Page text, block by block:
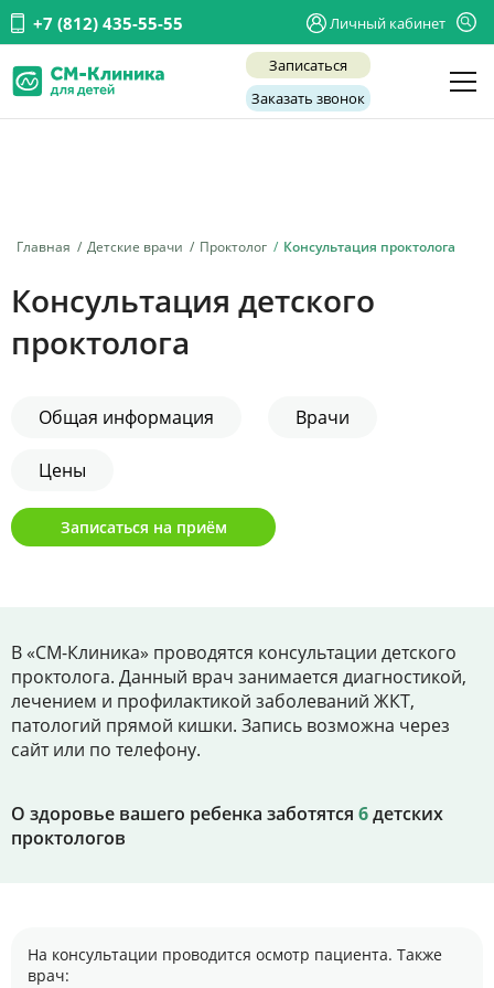
+7 (812) 435-55-55 Личный кабинет
Записаться
Заказать звонок
Главная Детские врачи Проктолог Консультация проктолога
Консультация детского
проктолога
Общая информация Врачи
Цены
Записаться на приём
В «СМ-Клиника» проводятся консультации детского
проктолога. Данный врач занимается диагностикой,
лечением и профилактикой заболеваний ЖКТ,
патологий прямой кишки. Запись возможна через
сайт или по телефону.
О здоровье вашего ребенка заботятся 6детских
проктологов
На консультации проводится осмотр пациента. Также
врач:
Услуги
Заболевания
Акции
Контакты
+7 (812) 435-55-55
Записаться на приём